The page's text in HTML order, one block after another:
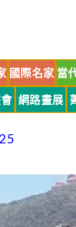
國際名家 當
網路畫展